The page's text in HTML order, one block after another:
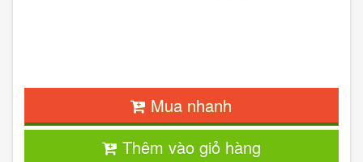
Mua nhanh
Thêm vào giỏ hàng